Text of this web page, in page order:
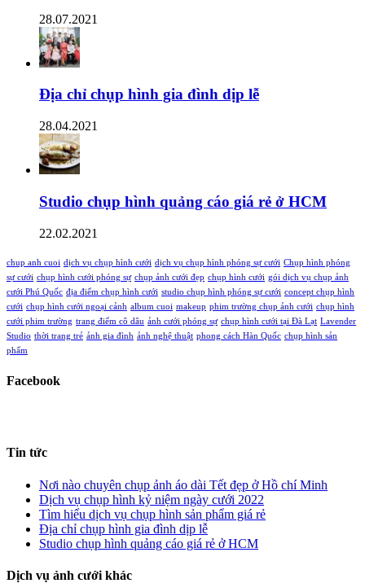
28.07.2021
Địa chỉ chụp hình gia đình dịp lễ
28.04.2021
Studio chụp hình quảng cáo giá rẻ ở HCM
22.02.2021
chup anh cuoi dịch vụ chụp hình cưới dịch vụ chụp hình phóng sự cưới Chụp hình phóng
sự cưới chụp hình cưới phóng sự chụp ảnh cưới đẹp chụp hình cưới gói dịch vụ chụp ảnh
cưới Phú Quốc địa điểm chụp hình cưới studio chụp hình phóng sự cưới concept chụp hình
cưới chụp hình cưới ngoại cảnh album cuoi makeup phim trường chụp ảnh cưới chụp hình
cưới phim trường trang điểm cô dâu ảnh cưới phóng sự chụp hình cưới tại Đà Lạt Lavender
Studio thời trang trẻ ảnh gia đình ảnh nghệ thuật phong cách Hàn Quốc chụp hình sản
phẩm
Facebook
Tin tức
Nơi nào chuyên chụp ảnh áo dài Tết đẹp ở Hồ chí Minh
Dịch vụ chụp hình kỷ niệm ngày cưới 2022
Tìm hiểu dịch vụ chụp hình sản phẩm giá rẻ
Địa chỉ chụp hình gia đình dịp lễ
Studio chụp hình quảng cáo giá rẻ ở HCM
Dịch vụ ảnh cưới khác